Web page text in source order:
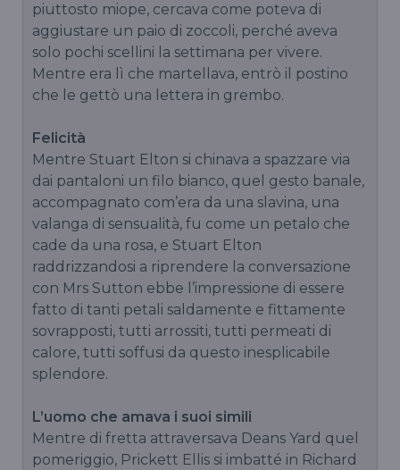
piuttosto miope, cercava come poteva di
aggiustare un paio di zoccoli, perché aveva
solo pochi scellini la settimana per vivere.
Mentre era lì che martellava, entrò il postino
che le gettò una lettera in grembo.
Felicità
Mentre Stuart Elton si chinava a spazzare via
dai pantaloni un filo bianco, quel gesto banale,
accompagnato com’era da una slavina, una
valanga di sensualità, fu come un petalo che
cade da una rosa, e Stuart Elton
raddrizzandosi a riprendere la conversazione
con Mrs Sutton ebbe l’impressione di essere
fatto di tanti petali saldamente e fittamente
sovrapposti, tutti arrossiti, tutti permeati di
calore, tutti soffusi da questo inesplicabile
splendore.
L’uomo che amava i suoi simili
Mentre di fretta attraversava Deans Yard quel
pomeriggio, Prickett Ellis si imbatté in Richard